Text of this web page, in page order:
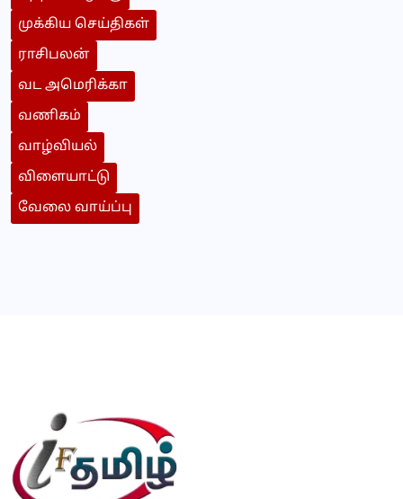
முக்கிய செய்திகள்
ராசிபலன்
வட அமெரிக்கா
வணிகம்
வாழ்வியல்
விளையாட்டு
வேலை வாய்ப்பு